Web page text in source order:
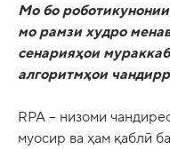
Мо бо
мо рамзи худро
сенарияҳои
алгоритмҳои
RPA – низоми
муосир ва ҳам қаблӣ